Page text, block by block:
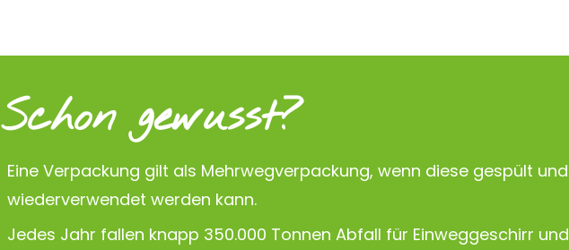
Schon gewusst?
Eine Verpackung gilt als Mehrwegverpackung, wenn diese gespült und
wiederverwendet werden kann.
Jedes Jahr fallen knapp 350.000 Tonnen Abfall für Einweggeschirr und